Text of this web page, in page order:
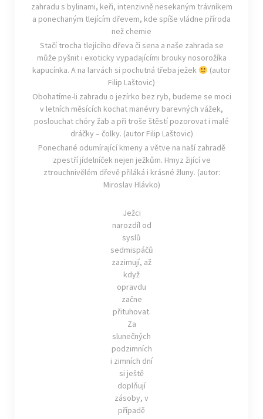
zahradu s bylinami, keři, intenzivně nesekaným trávníkem
a ponechaným tlejícím dřevem, kde spíše vládne příroda
než chemie
Stačí trocha tlejícího dřeva či sena a naše zahrada se
může pyšnit i exoticky vypadajícími brouky nosorožíka
kapucínka. A na larvách si pochutná třeba ježek
(autor
Filip Laštovic)
Obohatíme-li zahradu o jezírko bez ryb, budeme se moci
v letních měsících kochat manévry barevných vážek,
poslouchat chóry žab a při troše štěstí pozorovat i malé
dráčky – čolky. (autor Filip Laštovic)
Ponechané odumírající kmeny a větve na naší zahradě
zpestří jídelníček nejen ježkům. Hmyz žijící ve
ztrouchnivělém dřevě přiláká i krásné žluny. (autor:
Miroslav Hlávko)
Ježci
narozdíl od
syslů
sedmispáčů
zazimují, až
když
opravdu
začne
přituhovat.
Za
slunečných
podzimních
i zimních dní
si ještě
doplňují
zásoby, v
případě